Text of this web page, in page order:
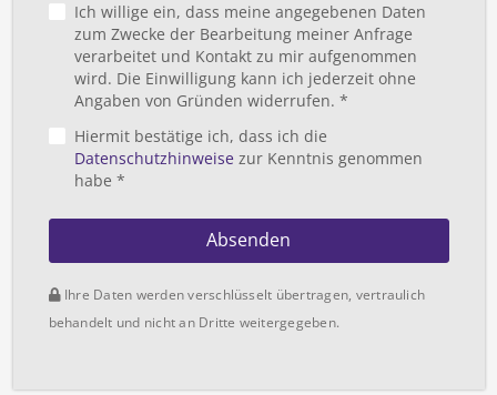
Ich willige ein, dass meine angegebenen Daten
zum Zwecke der Bearbeitung meiner Anfrage
verarbeitet und Kontakt zu mir aufgenommen
wird. Die Einwilligung kann ich jederzeit ohne
Angaben von Gründen widerrufen. *
Hiermit bestätige ich, dass ich die
Datenschutzhinweisezur Kenntnis genommen
habe *
Absenden
Ihre Daten werden verschlüsselt übertragen, vertraulich
behandelt und nicht an Dritte weitergegeben.